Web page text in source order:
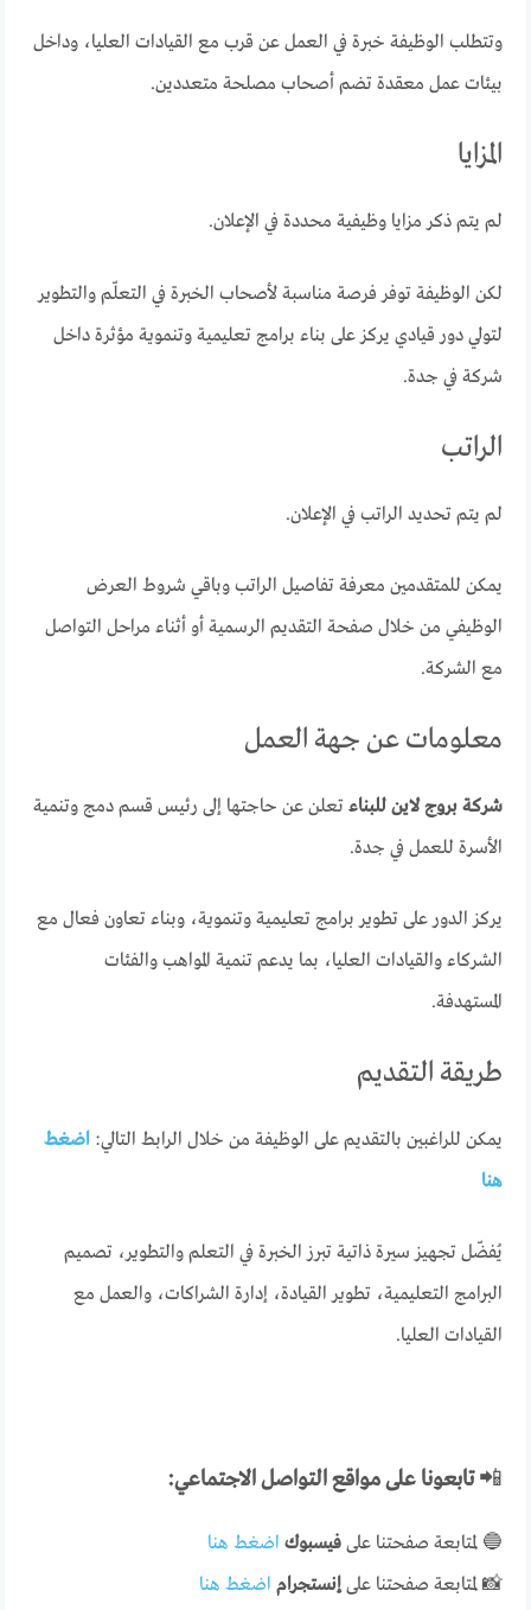
وتتطلب الوظيفة خبرة في العمل عن قرب مع القيادات العليا، وداخل
بيئات عمل معقدة تضم أصحاب مصلحة متعددين.
المزايا
لم يتم ذكر مزايا وظيفية محددة في الإعلان.
لكن الوظيفة توفر فرصة مناسبة لأصحاب الخبرة في التعلّم والتطوير
لتولي دور قيادي يركز على بناء برامج تعليمية وتنموية مؤثرة داخل
شركة في جدة.
الراتب
لم يتم تحديد الراتب في الإعلان.
يمكن للمتقدمين معرفة تفاصيل الراتب وباقي شروط العرض
الوظيفي من خلال صفحة التقديم الرسمية أو أثناء مراحل التواصل
مع الشركة.
معلومات عن جهة العمل
شركة بروج لاين للبناء تعلن عن حاجتها إلى رئيس قسم دمج وتنمية
الأسرة للعمل في جدة.
يركز الدور على تطوير برامج تعليمية وتنموية، وبناء تعاون فعال مع
الشركاء والقيادات العليا، بما يدعم تنمية المواهب والفئات
المستهدفة.
طريقة التقديم
يمكن للراغبين بالتقديم على الوظيفة من خلال الرابط التالي:اضغط
هنا
يُفضّل تجهيز سيرة ذاتية تبرز الخبرة في التعلم والتطوير، تصميم
البرامج التعليمية، تطوير القيادة، إدارة الشراكات، والعمل مع
القيادات العليا.
📲تابعونا على مواقع التواصل الاجتماعي:
🔵 لمتابعة صفحتنا علىفيسبوك اضغط هنا
📸 لمتابعة صفحتنا علىإنستجرام اضغط هنا